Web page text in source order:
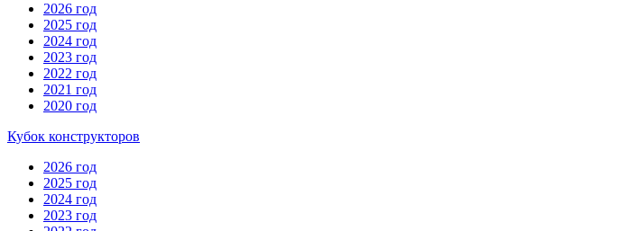
2026 год
2025 год
2024 год
2023 год
2022 год
2021 год
2020 год
Кубок конструкторов
2026 год
2025 год
2024 год
2023 год